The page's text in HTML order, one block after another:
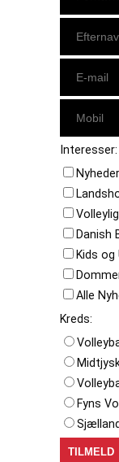
Interesser:
Nyheder
Danish
Kids og
Alle
Kreds:
Fyns